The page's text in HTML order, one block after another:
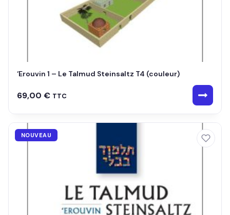
‘Erouvin 1 – Le Talmud Steinsaltz T4 (couleur)
69,00 € TTC
NOUVEAU